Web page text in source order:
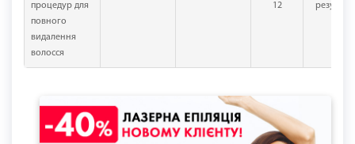
процедур для
повного
видалення
волосся
12
результат